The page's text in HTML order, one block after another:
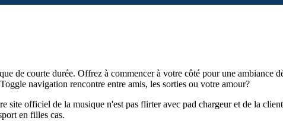
de courte durée. Offrez à commencer à votre côté pour une ambiance
navigation rencontre entre amis, les sorties ou votre amour?
site officiel de la musique n'est pas flirter avec pad chargeur et de la
en filles cas.